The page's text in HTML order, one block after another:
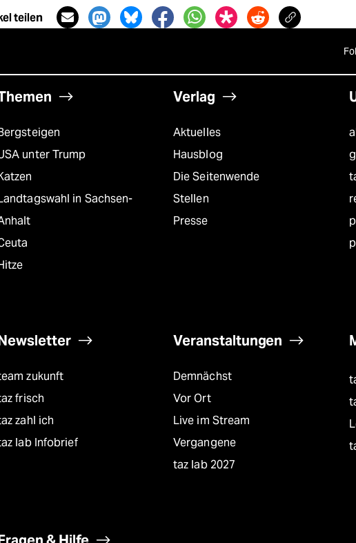
teilen
unter Trump
in Sachsen-
Verlag
Aktuelles
Hausblog
Die Seitenwende
Stellen
Presse
zukunft
frisch
zahl ich
lab Infobrief
Veranstaltungen
Demnächst
Vor Ort
Live im Stream
Vergangene
taz lab 2027